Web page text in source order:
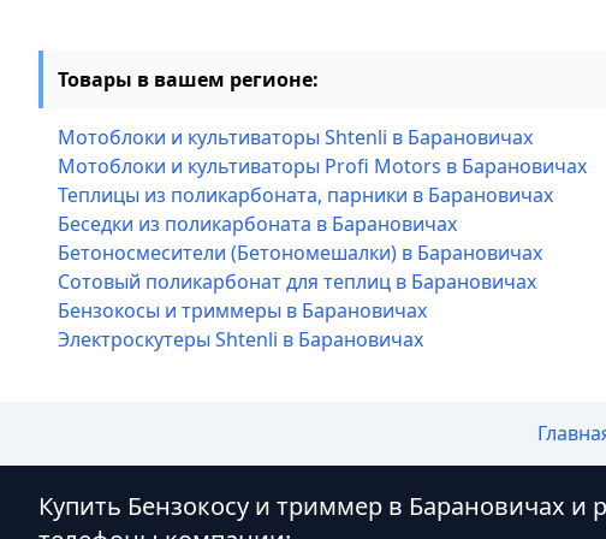
Товары в вашем регионе:
Мотоблоки и культиваторы Shtenli в Барановичах
Мотоблоки и культиваторы Profi Motors в Барановичах
Теплицы из поликарбоната, парники в Барановичах
Беседки из поликарбоната в Барановичах
Бетоносмесители (Бетономешалки) в Барановичах
Сотовый поликарбонат для теплиц в Барановичах
Бензокосы и триммеры в Барановичах
Электроскутеры Shtenli в Барановичах
Купить Бензокосу и триммер в Барановичах и